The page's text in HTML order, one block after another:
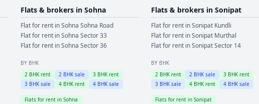
Flats & brokers in Sohna
Flat for rent inSohna Sohna Road
Flat for rent inSohna Sector 33
Flat for rent inSohna Sector 36
BY BHK
2BHK rent 2BHK sale 3BHK rent
3BHK sale 4BHK rent 4BHK sale
Flats for rent in Sohna
Flats & brokers inSonipat
Flat for rent inSonipat Kundli
Flat for rent inSonipat Murthal
Flat for rent inSonipatSector 14
BY BHK
2 BHK rent 2 BHK sale 3 BHK rent
3 BHK sale 4 BHK rent 4 BHK sale
Flats for rent inSonipat